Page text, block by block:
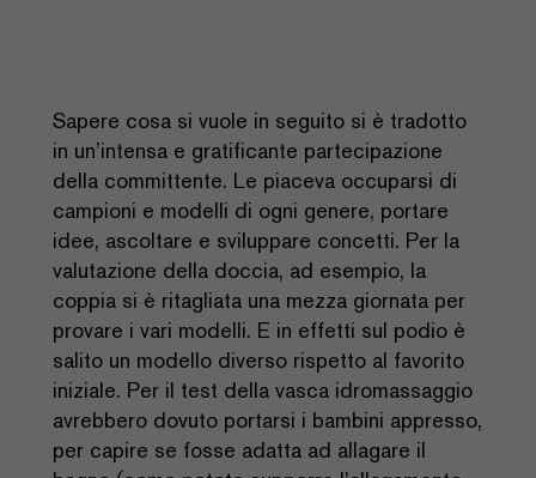
Sapere cosa si vuole in seguito si è tradotto
in un’intensa e gratificante partecipazione
della committente. Le piaceva occuparsi di
campioni e modelli di ogni genere, portare
idee, ascoltare e sviluppare concetti. Per la
valutazione della doccia, ad esempio, la
coppia si è ritagliata una mezza giornata per
provare i vari modelli. E in effetti sul podio è
salito un modello diverso rispetto al favorito
iniziale. Per il test della vasca idromassaggio
avrebbero dovuto portarsi i bambini appresso,
per capire se fosse adatta ad allagare il